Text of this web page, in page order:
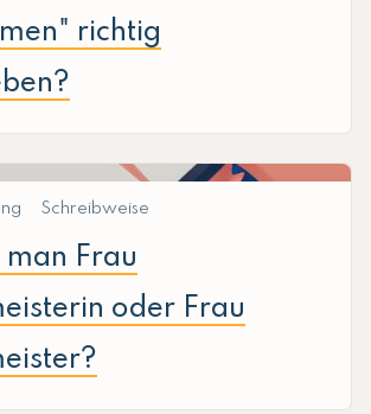
richtig
Schreibweise
Frau
oder Frau